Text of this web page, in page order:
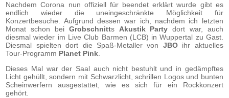
Nachdem Corona nun offiziell für beendet erklärt wurde gibt es
endlich wieder die uneingeschränkte Möglichkeit für
Konzertbesuche. Aufgrund dessen war ich, nachdem ich letzten
Monat schon bei Grobschnitts Akustik Party dort war, auch
diesmal wieder im Live Club Barmen (LCB) in Wuppertal zu Gast.
Diesmal spielten dort die Spaß-Metaller von JBO ihr aktuelles
Tour-Programm Planet Pink.
Dieses Mal war der Saal auch nicht bestuhlt und in gedämpftes
Licht gehüllt, sondern mit Schwarzlicht, schrillen Logos und bunten
Scheinwerfern ausgestattet, wie es sich für ein Rockkonzert
gehört.